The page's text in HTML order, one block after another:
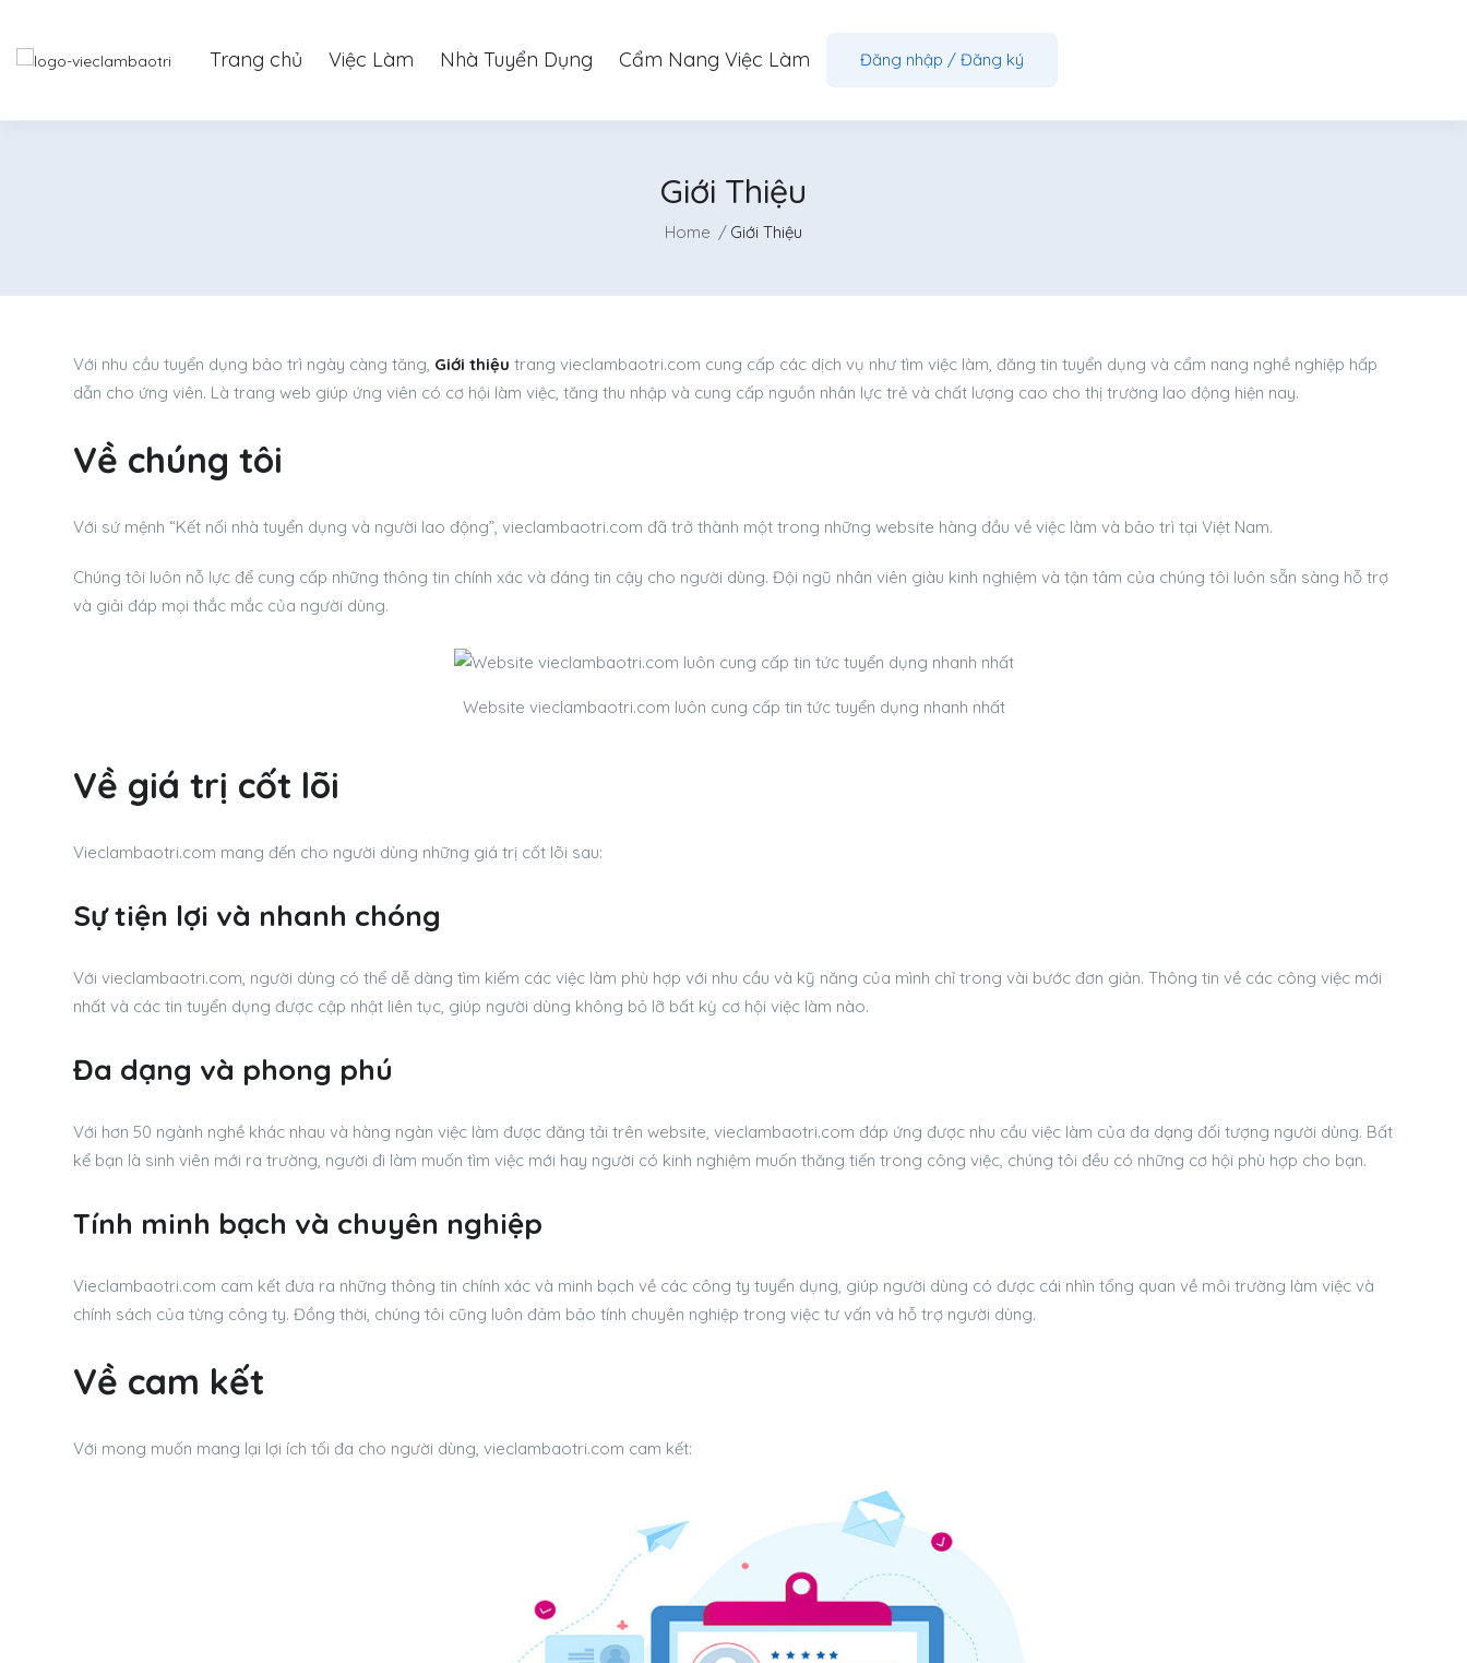
Trang chủ Việc Làm Nhà Tuyển Dụng Cẩm Nang Việc Làm Đăng nhập / Đăng ký
Giới Thiệu
Home Giới Thiệu
Với nhu cầu tuyển dụng bảo trì ngày càng tăng, Giới thiệu trang vieclambaotri.com cung cấp các dịch vụ như tìm việc làm, đăng tin tuyển dụng và cẩm nang nghề nghiệp hấp
dẫn cho ứng viên. Là trang web giúp ứng viên có cơ hội làm việc, tăng thu nhập và cung cấp nguồn nhân lực trẻ và chất lượng cao cho thị trường lao động hiện nay.
Về chúng tôi
Với sứ mệnh “Kết nối nhà tuyển dụng và người lao động”, vieclambaotri.com đã trở thành một trong những website hàng đầu về việc làm và bảo trì tại Việt Nam.
Chúng tôi luôn nỗ lực để cung cấp những thông tin chính xác và đáng tin cậy cho người dùng. Đội ngũ nhân viên giàu kinh nghiệm và tận tâm của chúng tôi luôn sẵn sàng hỗ trợ
và giải đáp mọi thắc mắc của người dùng.
Website vieclambaotri.com luôn cung cấp tin tức tuyển dụng nhanh nhất
Về giá trị cốt lõi
Vieclambaotri.com mang đến cho người dùng những giá trị cốt lõi sau:
Sự tiện lợi và nhanh chóng
Với vieclambaotri.com, người dùng có thể dễ dàng tìm kiếm các việc làm phù hợp với nhu cầu và kỹ năng của mình chỉ trong vài bước đơn giản. Thông tin về các công việc mới
nhất và các tin tuyển dụng được cập nhật liên tục, giúp người dùng không bỏ lỡ bất kỳ cơ hội việc làm nào.
Đa dạng và phong phú
Với hơn 50 ngành nghề khác nhau và hàng ngàn việc làm được đăng tải trên website, vieclambaotri.com đáp ứng được nhu cầu việc làm của đa dạng đối tượng người dùng. Bất
kể bạn là sinh viên mới ra trường, người đi làm muốn tìm việc mới hay người có kinh nghiệm muốn thăng tiến trong công việc, chúng tôi đều có những cơ hội phù hợp cho bạn.
Tính minh bạch và chuyên nghiệp
Vieclambaotri.com cam kết đưa ra những thông tin chính xác và minh bạch về các công ty tuyển dụng, giúp người dùng có được cái nhìn tổng quan về môi trường làm việc và
chính sách của từng công ty. Đồng thời, chúng tôi cũng luôn đảm bảo tính chuyên nghiệp trong việc tư vấn và hỗ trợ người dùng.
Về cam kết
Với mong muốn mang lại lợi ích tối đa cho người dùng, vieclambaotri.com cam kết: